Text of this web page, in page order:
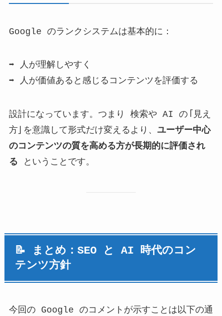
Google のランクシステムは基本的に：
➡ 人が理解しやすく
➡ 人が価値あると感じるコンテンツを評価する
設計になっています。つまり 検索や AI の「見え
方」を意識して形式だけ変えるより、 ユーザー中心
のコンテンツの質を高める方が長期的に評価され
る ということです。
📝 まとめ：SEO と AI 時代のコン
テンツ方針
今回の Google のコメントが示すことは以下の通